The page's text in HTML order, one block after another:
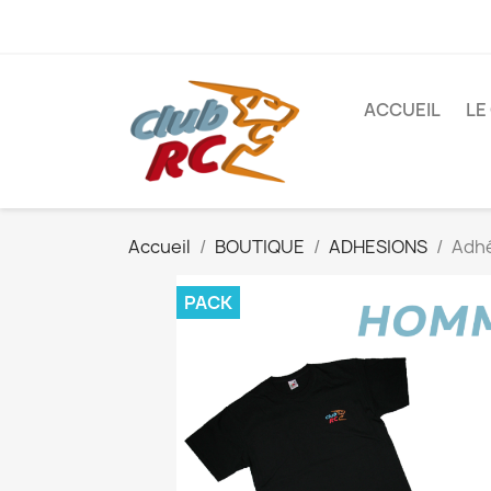
ACCUEIL
Accueil BOUTIQUE ADHESIONS
PACK